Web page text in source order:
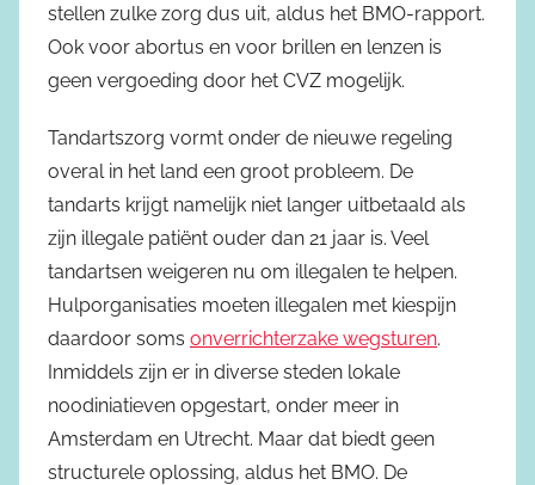
stellen zulke zorg dus uit, aldus het BMO-rapport.
Ook voor abortus en voor brillen en lenzen is
geen vergoeding door het CVZ mogelijk.
Tandartszorg vormt onder de nieuwe regeling
overal in het land een groot probleem. De
tandarts krijgt namelijk niet langer uitbetaald als
zijn illegale patiënt ouder dan 21 jaar is. Veel
tandartsen weigeren nu om illegalen te helpen.
Hulporganisaties moeten illegalen met kiespijn
daardoor soms onverrichterzake wegsturen.
Inmiddels zijn er in diverse steden lokale
noodiniatieven opgestart, onder meer in
Amsterdam en Utrecht. Maar dat biedt geen
structurele oplossing, aldus het BMO. De